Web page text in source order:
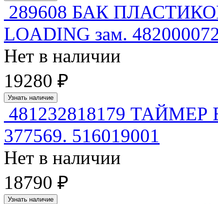
289608 БАК
LOADING зам.
Нет в наличии
19280 ₽
Узнать наличие
481232818179 ТАЙМЕР
377569. 516019001
Нет в наличии
18790 ₽
Узнать наличие